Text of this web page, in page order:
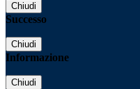
Chiudi
Successo
Chiudi
Informazione
Chiudi